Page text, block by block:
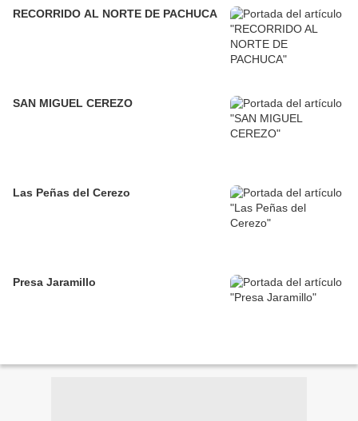
RECORRIDO AL NORTE DE PACHUCA
SAN MIGUEL CEREZO
Las Peñas del Cerezo
Presa Jaramillo